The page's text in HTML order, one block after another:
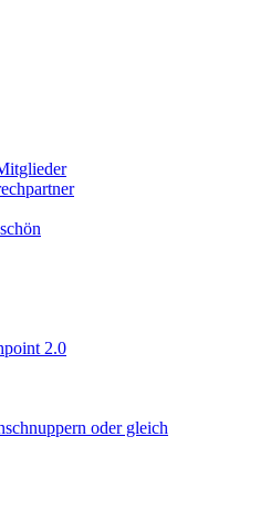
2.0
oder gleich